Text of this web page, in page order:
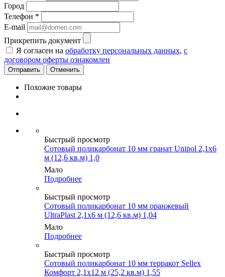
Город
Телефон *
E-mail
Прикрепить документ
Я согласен на обработку персональных данных, с
договором оферты ознакомлен
Отменить
Похожие товары
Быстрый просмотр
Сотовый поликарбонат 10 мм гранат Unipol 2,1х6
м (12,6 кв.м) 1,0
Мало
Подробнее
Быстрый просмотр
Сотовый поликарбонат 10 мм оранжевый
UltraPlast 2,1х6 м (12,6 кв.м) 1,04
Мало
Подробнее
Быстрый просмотр
Сотовый поликарбонат 10 мм терракот Sellex
Комфорт 2,1х12 м (25,2 кв.м) 1,55